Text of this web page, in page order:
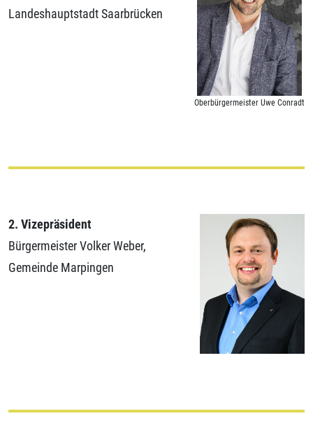
Oberbürgermeister Uwe Conradt
Landeshauptstadt Saarbrücken
2. Vizepräsident
Bürgermeister Volker Weber,
Gemeinde Marpingen